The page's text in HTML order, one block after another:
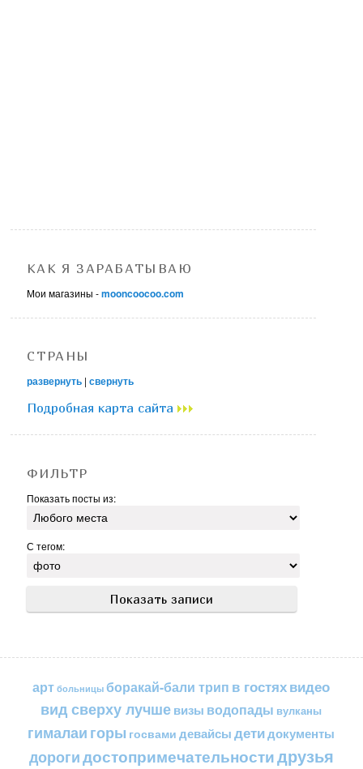
КАК Я ЗАРАБАТЫВАЮ
Мои магазины -mooncoocoo.com
СТРАНЫ
развернуть |свернуть
Подробная карта сайта
ФИЛЬТР
Показать посты из:
С тегом:
арт больницы боракай-бали трип в гостяхвидео
вид сверху лучшевизы водопады вулканы
гималаи горы госвами девайсы детидокументы
дорогидостопримечательностидрузья